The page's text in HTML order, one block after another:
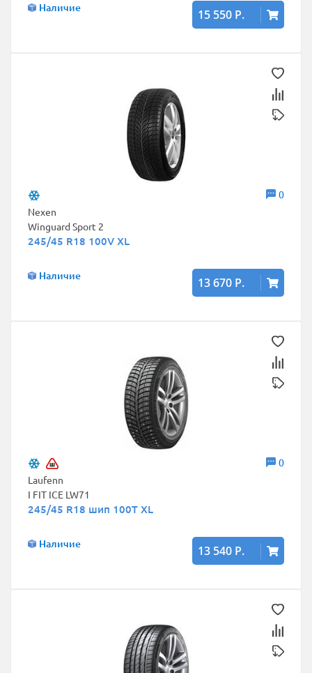
Наличие 15 550 Р.
0
Nexen
Winguard Sport 2
245/45 R18 100V XL
Наличие 13 670 Р.
0
Laufenn
I FIT ICE LW71
245/45 R18 шип 100T XL
Наличие 13 540 Р.